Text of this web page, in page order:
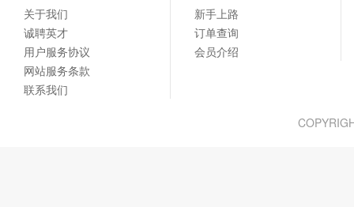
关于我们
诚聘英才
用户服务协议
网站服务条款
联系我们
新手上路
订单查询
会员介绍